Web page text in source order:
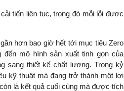
tiến liên tục, trong đó mỗi lỗi được
hơn bao giờ hết tới mục tiêu Zero
mô hình sản xuất tinh gọn của
sang thiết kế chất lượng. Trong kỷ
kỹ thuật mà đang trở thành một lợi
là kết quả cuối cùng mà được tích